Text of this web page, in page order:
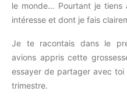
le monde… Pourtant je
intéresse et dont je fais
Je te racontais dans le
avions appris cette
essayer de partager avec toi
trimestre.